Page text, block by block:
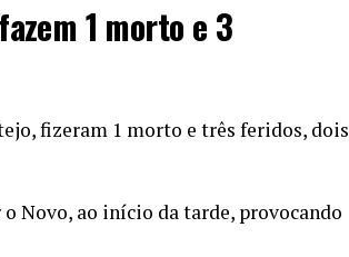
1 morto e 3
fizeram 1 morto e três feridos, dois
Novo, ao início da tarde, provocando